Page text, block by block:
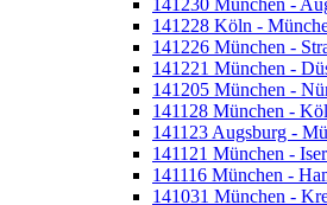
141230 München -
141228 Köln -
141226 München -
141221 München -
141205 München -
141128 München -
141123 Augsburg -
141121 München -
141116 München -
141031 München -